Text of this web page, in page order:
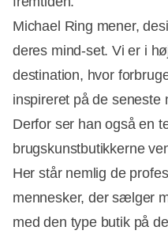
Michael Ring mener,
deres mind-set. Vi er i
destination, hvor
inspireret på de seneste
Derfor ser han også en
brugskunstbutikkerne
Her står nemlig de
mennesker, der sælger
med den type butik på